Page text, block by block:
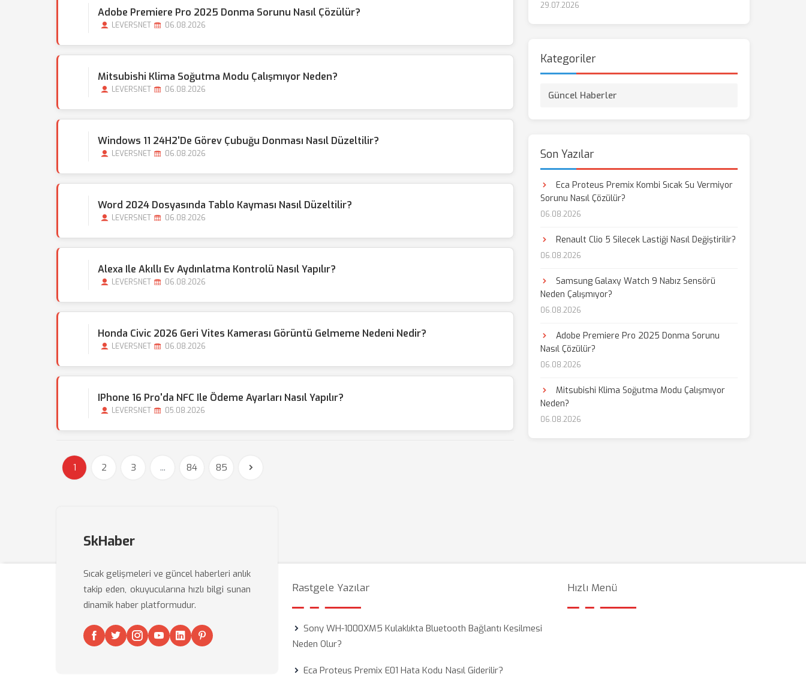
Adobe Premiere Pro 2025 Donma Sorunu Nasıl Çözülür?
LEVERSNET 06.08.2026
Mitsubishi Klima Soğutma Modu Çalışmıyor Neden?
LEVERSNET 06.08.2026
Windows 11 24H2'de Görev Çubuğu Donması Nasıl Düzeltilir?
LEVERSNET 06.08.2026
Word 2024 Dosyasında Tablo Kayması Nasıl Düzeltilir?
LEVERSNET 06.08.2026
Alexa Ile Akıllı Ev Aydınlatma Kontrolü Nasıl Yapılır?
LEVERSNET 06.08.2026
Honda Civic 2026 Geri Vites Kamerası Görüntü Gelmeme Nedeni Nedir?
LEVERSNET 06.08.2026
IPhone 16 Pro'da NFC Ile Ödeme Ayarları Nasıl Yapılır?
LEVERSNET 05.08.2026
1 2 3 ... 84 85
29.07.2026
Kategoriler
Güncel Haberler
Son Yazılar
Eca Proteus Premix Kombi Sıcak Su Vermiyor
Sorunu Nasıl Çözülür?
06.08.2026
Renault Clio 5 Silecek Lastiği Nasıl Değiştirilir?
06.08.2026
Samsung Galaxy Watch 9 Nabız Sensörü
Neden Çalışmıyor?
06.08.2026
Adobe Premiere Pro 2025 Donma Sorunu
Nasıl Çözülür?
06.08.2026
Mitsubishi Klima Soğutma Modu Çalışmıyor
Neden?
06.08.2026
SkHaber
Sıcak gelişmeleri ve güncel haberleri anlık
takip eden, okuyucularına hızlı bilgi sunan
dinamik haber platformudur.
Rastgele Yazılar
Sony WH-1000XM5 Kulaklıkta Bluetooth Bağlantı Kesilmesi
Neden Olur?
Eca Proteus Premix E01 Hata Kodu Nasıl Giderilir?
Hızlı Menü